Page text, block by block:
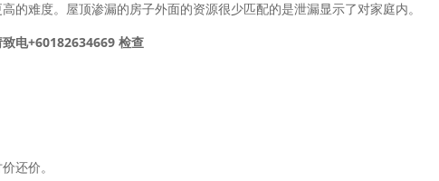
的难度。屋顶渗漏的房子外面的资源很少匹配的是泄漏显示了对家庭内。
电+60182634669 检查
还价。